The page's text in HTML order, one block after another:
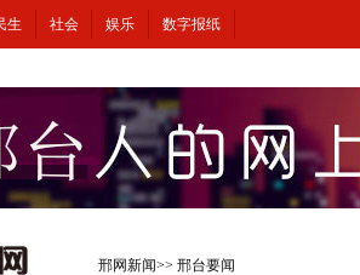
生 社会 娱乐 数字报纸
邢网新闻>> 邢台要闻